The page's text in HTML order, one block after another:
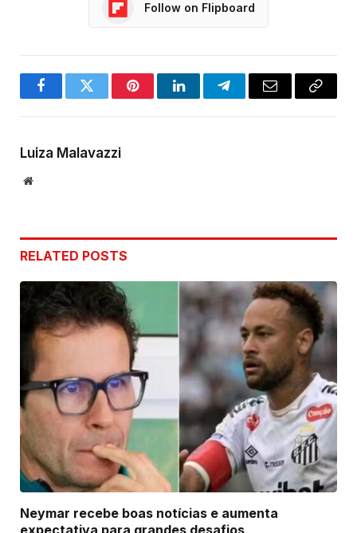
Follow on Flipboard
FacebookTwitter PinterestLinkedInTelegramEmail
Copy
Luiza Malavazzi
Website
RELATED POSTS
Neymar recebe boas notícias e aumenta